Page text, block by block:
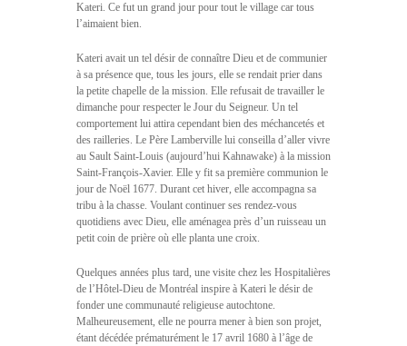
Kateri. Ce fut un grand jour pour tout le village car tous
l’aimaient bien.
Kateri avait un tel désir de connaître Dieu et de communier
à sa présence que, tous les jours, elle se rendait prier dans
la petite chapelle de la mission. Elle refusait de travailler le
dimanche pour respecter le Jour du Seigneur. Un tel
comportement lui attira cependant bien des méchancetés et
des railleries. Le Père Lamberville lui conseilla d’aller vivre
au Sault Saint-Louis (aujourd’hui Kahnawake) à la mission
Saint-François-Xavier. Elle y fit sa première communion le
jour de Noël 1677. Durant cet hiver, elle accompagna sa
tribu à la chasse. Voulant continuer ses rendez-vous
quotidiens avec Dieu, elle aménagea près d’un ruisseau un
petit coin de prière où elle planta une croix.
Quelques années plus tard, une visite chez les Hospitalières
de l’Hôtel-Dieu de Montréal inspire à Kateri le désir de
fonder une communauté religieuse autochtone.
Malheureusement, elle ne pourra mener à bien son projet,
étant décédée prématurément le 17 avril 1680 à l’âge de